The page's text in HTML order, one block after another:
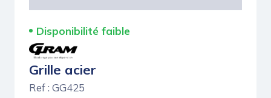
Disponibilité faible
Grille acier
Ref : GG425